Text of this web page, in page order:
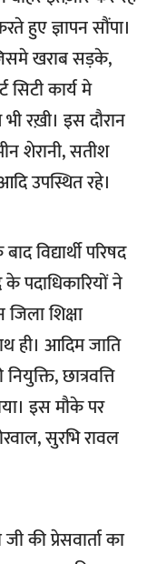
हुए ज्ञापन सौंपा।
खराब सड़के,
सिटी कार्य मे
रख़ी। इस दौरान
शेरानी, सतीश
उपस्थित रहे।
विद्यार्थी परिषद
पदाधिकारियों ने
जिला शिक्षा
ही। आदिम जाति
छात्रवत्ति
इस मौके पर
सुरभि रावल
की प्रेसवार्ता का